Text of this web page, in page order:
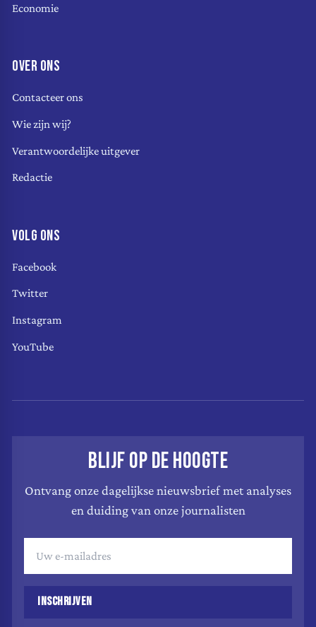
Economie
OVER ONS
Contacteer ons
Wie zijn wij?
Verantwoordelijke uitgever
Redactie
VOLG ONS
Facebook
Twitter
Instagram
YouTube
BLIJF OP DE HOOGTE
Ontvang onze dagelijkse nieuwsbrief met analyses
en duiding van onze journalisten
INSCHRIJVEN